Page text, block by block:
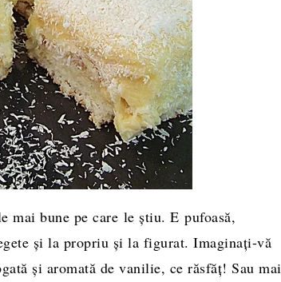
mai bune pe care le ştiu. E pufoasă,
şi la propriu şi la figurat. Imaginaţi-vă
şi aromată de vanilie, ce răsfăţ! Sau mai